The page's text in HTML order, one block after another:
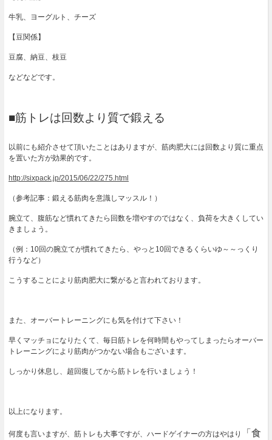
牛乳、ヨーグルト、チーズ
【豆関係】
豆腐、納豆、枝豆
などなどです。
■筋トレは回数より質で鍛える
以前にも紹介させて頂いたことはありますが、筋肉肥大には回数より質に重点
を置いた方が効果的です。
http://sixpack.jp/2015/06/22/275.html
（参考記事：鍛える筋肉を意識しマッスル！）
腕立て、腹筋など慣れてきたら回数を増やすのではなく、負荷を大きくしてい
きましょう。
（例：10回の腕立てが慣れてきたら、やっと10回できるくらいゆ～～っくり
行うなど）
こうすることにより筋肉肥大に繋がると言われております。
また、オーバートレーニングにも気を付けて下さい！
早くマッチョになりたくて、毎日筋トレを何時間もやってしまったらオーバー
トレーニングにより筋肉がつかない場合もございます。
しっかり休息し、超回復してから筋トレを行いましょう！
以上になります。
何度も言いますが、筋トレも大事ですが、ハードゲイナーの方はやはり
「食